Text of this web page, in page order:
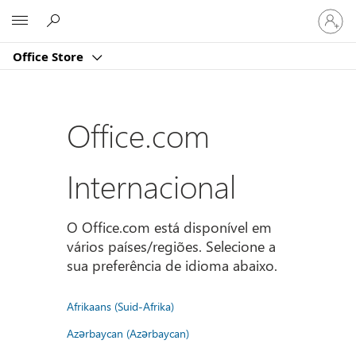
Office Store
Iniciar
sessão
na
Office.com
Internacional
O Office.com está disponível em
vários países/regiões. Selecione a
sua preferência de idioma abaixo.
Afrikaans (Suid-Afrika)
Azərbaycan (Azərbaycan)